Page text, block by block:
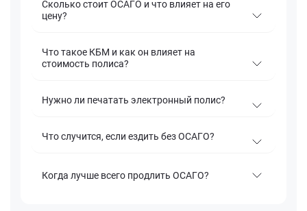
Сколько стоит ОСАГО и что влияет на его
цену?
Что такое КБМ и как он влияет на
стоимость полиса?
Нужно ли печатать электронный полис?
Что случится, если ездить без ОСАГО?
Когда лучше всего продлить ОСАГО?